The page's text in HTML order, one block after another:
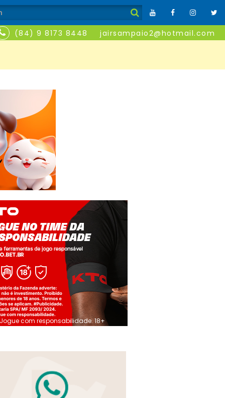
(84) 9 8173 8448 jairsampaio2@hotmail.com
Jogue com responsabilidade. 18+